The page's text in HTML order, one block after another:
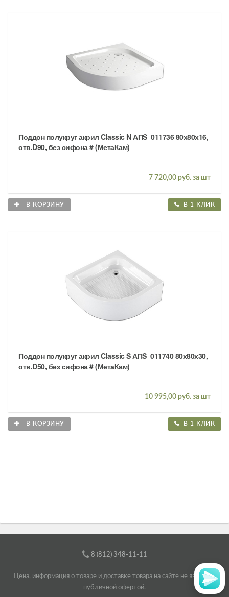
Поддон полукруг акрил Classic N АПS_011736 80х80х16,
отв.D90, без сифона # (МетаКам)
7 720,00 руб. за шт
В КОРЗИНУ В 1 КЛИК
Поддон полукруг акрил Classic S АПS_011740 80х80х30,
отв.D50, без сифона # (МетаКам)
10 995,00 руб. за шт
В КОРЗИНУ В 1 КЛИК
8 (812) 348-11-11
Цена, информация о товаре и доставке товара на сайте не является
публичной офертой.